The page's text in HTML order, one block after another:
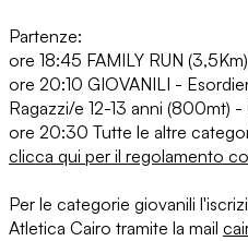
Partenze:
ore 18:45 FAMILY RUN (3,5Km)
ore 20:10 GIOVANILI -
Ragazzi/e 12-13 anni (800mt)
ore 20:30 Tutte le altre
clicca qui per il regolamento
Per le categorie giovanili
Atletica Cairo tramite la mail